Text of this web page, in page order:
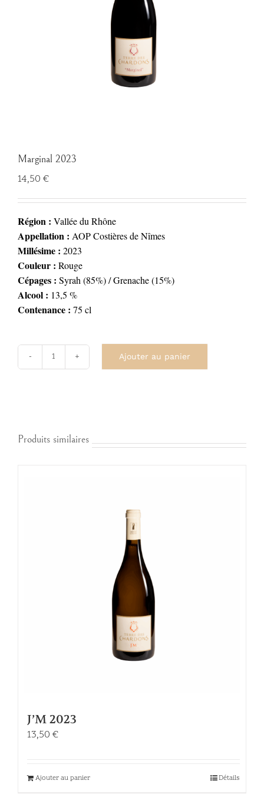
Marginal 2023
14,50 €
Région : Vallée du Rhône
Appellation : AOP Costières de Nîmes
Millésime : 2023
Couleur : Rouge
Cépages : Syrah (85%) / Grenache (15%)
Alcool : 13,5 %
Contenance : 75 cl
quantité
Ajouter au panier
Produits similaires
J’M 2023
13,50 €
Ajouter au panier Détails